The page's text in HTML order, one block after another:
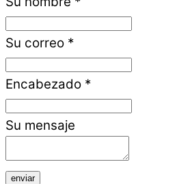
Su correo *
Encabezado *
Su mensaje
enviar